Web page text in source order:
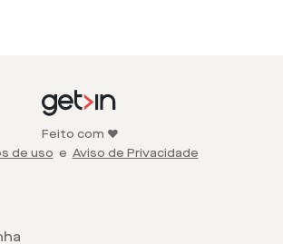
Feito com ❤️
de uso e Aviso de Privacidade